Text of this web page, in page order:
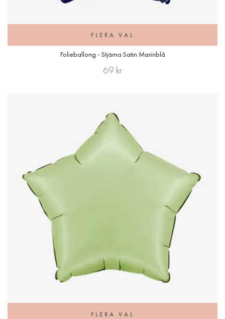
FLERA VAL
Folieballong - Stjärna Satin Marinblå
69 kr
FLERA VAL